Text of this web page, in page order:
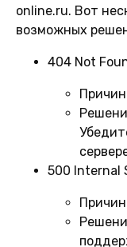
online.ru. Вот
возможных
404 Not
500 Internal